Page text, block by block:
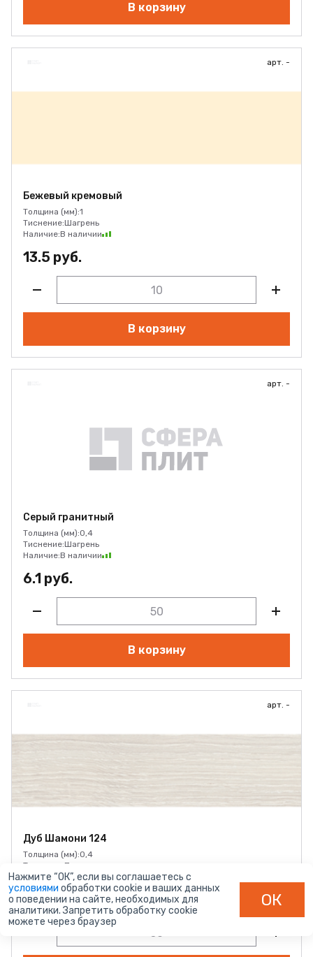
В корзину
арт. -
Бежевый кремовый
Толщина (мм):1
Тиснение:Шагрень
Наличие:В наличии
13.5 руб.
В корзину
арт. -
Серый гранитный
Толщина (мм):0,4
Тиснение:Шагрень
Наличие:В наличии
6.1 руб.
В корзину
арт. -
Дуб Шамони 124
Толщина (мм):0,4
Тиснение: Поры дерева
Наличие:В наличии
6.6 руб.
Нажмите “ОК”, если вы соглашаетесь с
условиями обработки cookie и ваших данных
о поведении на сайте, необходимых для
аналитики. Запретить обработку cookie
можете через браузер
ОК